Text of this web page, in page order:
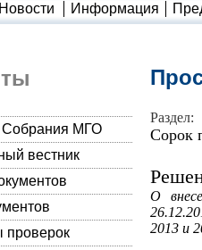
Новости Информация
Собрания МГО
вестник
проверок
Раздел:
Сорок
О
2013 и